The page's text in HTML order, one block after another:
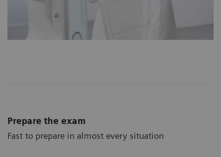
Prepare the exam
Fast to prepare in almost every situation